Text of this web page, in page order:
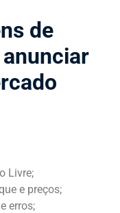
de
Livre;
e preços;
erros;